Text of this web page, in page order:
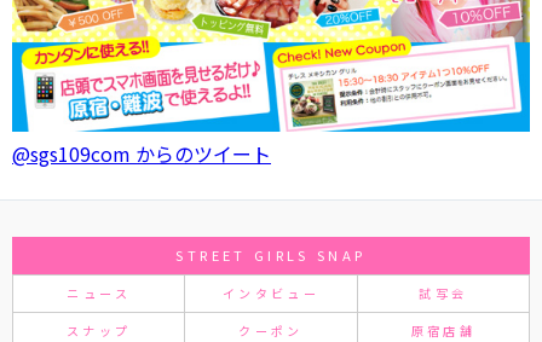
@sgs109com からのツイート
STREET GIRLS SNAP
ニュース インタビュー 試写会
スナップ クーポン 原宿店舗